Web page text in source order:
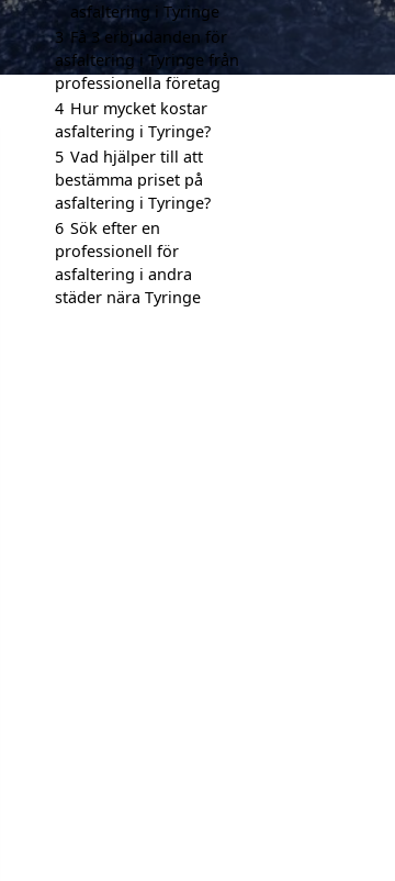
asfaltering i Tyringe
3 Få 3 erbjudanden för
asfaltering i Tyringe från
professionella företag
4 Hur mycket kostar
asfaltering i Tyringe?
5 Vad hjälper till att
bestämma priset på
asfaltering i Tyringe?
6 Sök efter en
professionell för
asfaltering i andra
städer nära Tyringe